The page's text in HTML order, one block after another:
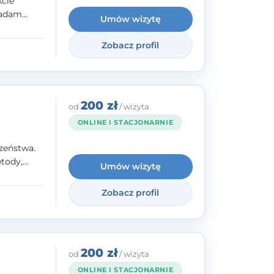
Umów wizytę
Zobacz profil
na
i
od 200 zł/ wizyta
ONLINE I STACJONARNIE
Umów wizytę
Zobacz profil
od 200 zł/ wizyta
ONLINE I STACJONARNIE